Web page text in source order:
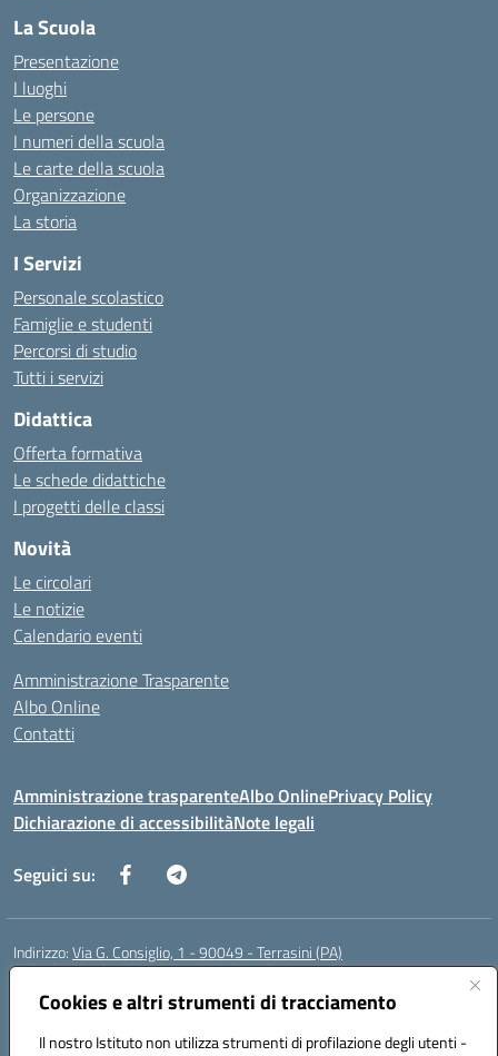
Cookies e altri strumenti di tracciamento
Il nostro Istituto non utilizza strumenti di profilazione degli utenti -
La Scuola
Presentazione
I luoghi
Le persone
I numeri della scuola
Le carte della scuola
Organizzazione
La storia
I Servizi
Personale scolastico
Famiglie e studenti
Percorsi di studio
Tutti i servizi
Didattica
Offerta formativa
Le schede didattiche
I progetti delle classi
Novità
Le circolari
Le notizie
Calendario eventi
Amministrazione Trasparente
Albo Online
Contatti
Amministrazione trasparenteAlbo OnlinePrivacy Policy
Dichiarazione di accessibilitàNote legali
Seguici su:
Indirizzo:Via G. Consiglio, 1 - 90049 - Terrasini (PA)
Centralino:
Posta elettronica certificata (PEC):paic88700d@pec.istruzione.it
Codice fiscale: 80025710825